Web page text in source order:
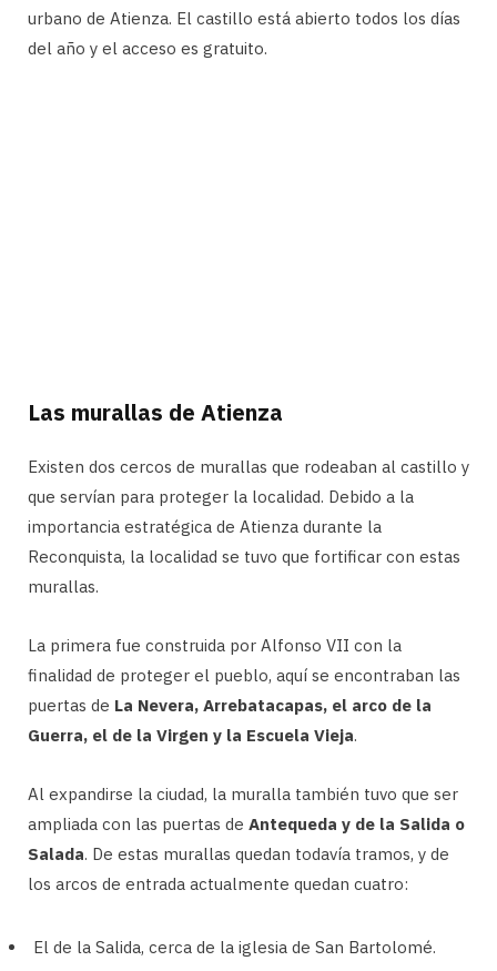
urbano de Atienza. El castillo está abierto todos los días
del año y el acceso es gratuito.
Las murallas de Atienza
Existen dos cercos de murallas que rodeaban al castillo y
que servían para proteger la localidad. Debido a la
importancia estratégica de Atienza durante la
Reconquista, la localidad se tuvo que fortificar con estas
murallas.
La primera fue construida por Alfonso VII con la
finalidad de proteger el pueblo, aquí se encontraban las
puertas de La Nevera, Arrebatacapas, el arco de la
Guerra, el de la Virgen y la Escuela Vieja.
Al expandirse la ciudad, la muralla también tuvo que ser
ampliada con las puertas de Antequeda y de la Salida o
Salada. De estas murallas quedan todavía tramos, y de
los arcos de entrada actualmente quedan cuatro:
El de la Salida, cerca de la iglesia de San Bartolomé.